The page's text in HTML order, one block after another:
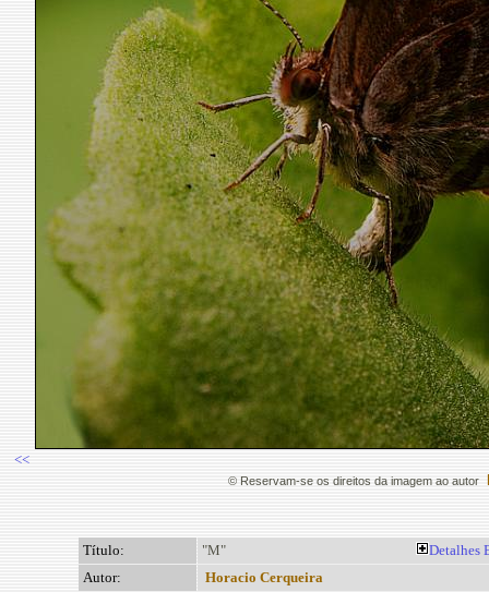
<<
© Reservam-se os direitos da imagem ao autor
Título: "M" Detalhes
Autor:
Horacio Cerqueira